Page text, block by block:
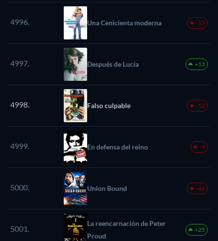
4996. Una Cenicienta moderna -13
4997. Después de Lucía +13
4998. Falso culpable -12
4999. En defensa del reino -9
5000. Union Bound -46
5001.
La reencarnación de Peter
Proud
+25